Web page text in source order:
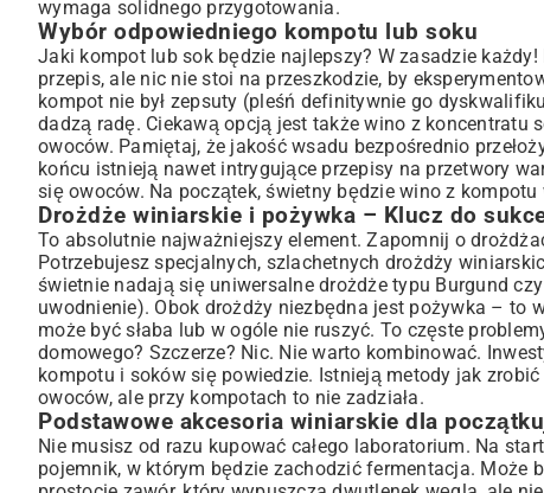
wymaga solidnego przygotowania.
Wybór odpowiedniego kompotu lub soku
Jaki kompot lub sok będzie najlepszy? W zasadzie
przepis, ale nic nie stoi na przeszkodzie, by
kompot nie był zepsuty (pleśń definitywnie go
dadzą radę. Ciekawą opcją jest także wino z
owoców. Pamiętaj, że jakość wsadu bezpośrednio
końcu istnieją nawet intrygujące przepisy na przetwory
się owoców. Na początek, świetny będzie wino z
Drożdże winiarskie i pożywka – Klucz do
To absolutnie najważniejszy element. Zapomnij o
Potrzebujesz specjalnych, szlachetnych drożdży
świetnie nadają się uniwersalne drożdże typu Burgund
uwodnienie). Obok drożdży niezbędna jest pożywka – to
może być słaba lub w ogóle nie ruszyć. To częste
domowego? Szczerze? Nic. Nie warto kombinować.
kompotu i soków się powiedzie. Istnieją metody jak
owoców, ale przy kompotach to nie zadziała.
Podstawowe akcesoria winiarskie dla
Nie musisz od razu kupować całego laboratorium. Na
pojemnik, w którym będzie zachodzić fermentacja. Może